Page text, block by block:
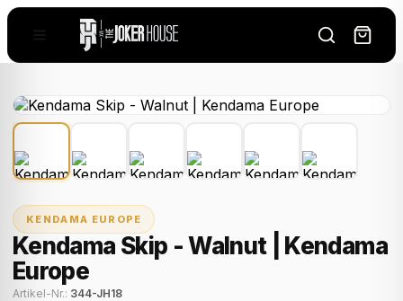
KENDAMA EUROPE
Kendama Skip - Walnut | Kendama
Europe
Artikel-Nr.: 344-JH18